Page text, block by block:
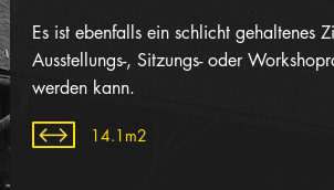
Es ist ebenfalls ein schlicht gehaltenes
Ausstellungs-, Sitzungs- oder
werden kann.
14.1m2